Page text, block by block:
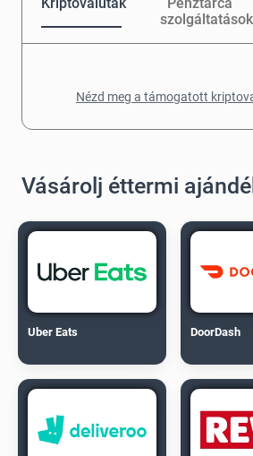
szolgáltatások
Nézd meg a támogatott
Vásárolj éttermi
Uber Eats DoorDash